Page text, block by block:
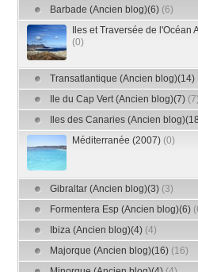
Barbade (Ancien blog)(6) (6)
Iles et Traversée de
(0)
Transatlantique (Ancien blog)(14)
Ile du Cap Vert (Ancien blog)(7) (7)
Iles des Canaries (Ancien
Méditerranée (2007) (0)
Gibraltar (Ancien blog)(3) (3)
Formentera Esp (Ancien blog)(6)
Ibiza (Ancien blog)(4) (4)
Majorque (Ancien blog)(16) (16)